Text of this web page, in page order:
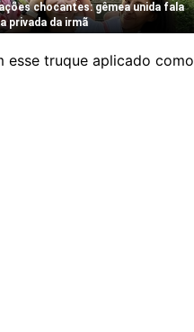
esse truque aplicado como